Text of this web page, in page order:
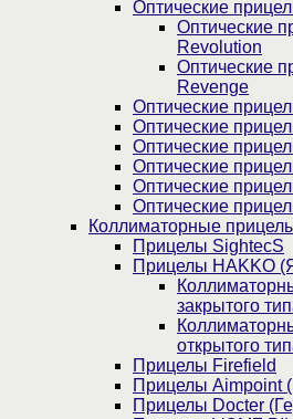
Оптические
Оптические
Revolution
Оптические
Revenge
Оптические
Оптические
Оптические
Оптические
Оптические
Оптические
Коллиматорные
Прицелы SightecS
Прицелы HAKKO
закрытого
открытого
Прицелы Firefield
Прицелы Aimpoint
Прицелы Docter